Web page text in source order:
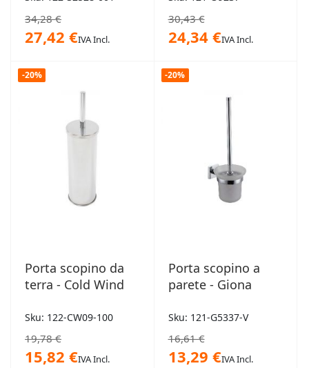
34,28 €
27,42 €IVA Incl.
30,43 €
24,34 €IVA Incl.
-20%
Porta scopino da
terra - Cold Wind
Sku: 122-CW09-100
19,78 €
15,82 €IVA Incl.
-20%
Porta scopino a
parete - Giona
Sku: 121-G5337-V
16,61 €
13,29 €IVA Incl.